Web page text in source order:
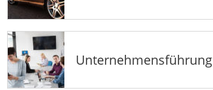
Unternehmensführung